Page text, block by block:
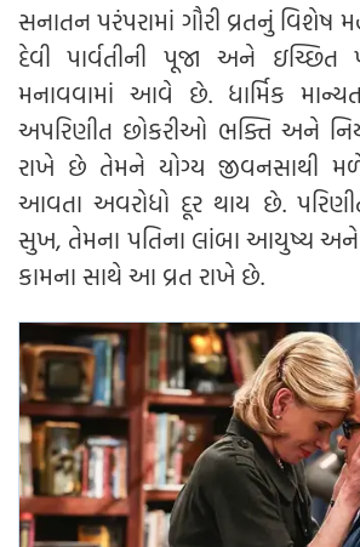
સનાતન પરંપરામાં ગૌરી વ્રતનું વિશેષ
દેવી પાર્વતીની પૂજા અને ઇચ્છિત
મનાવવામાં આવે છે. ધાર્મિક
અપરિણીત છોકરીઓ ભક્તિ અને
રાખે છે તેમને યોગ્ય જીવનસાથી
આવતા અવરોધો દૂર થાય છે.
સુખ, તેમના પતિના લાંબા આયુષ્ય અને
કામના સાથે આ વ્રત રાખે છે.